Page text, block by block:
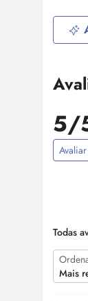
5/
Todas
Mais